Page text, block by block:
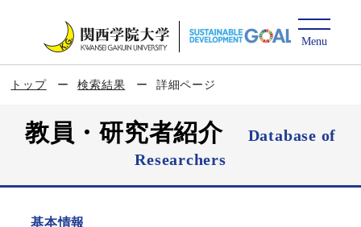
トップ 検索結果 詳細ページ
教員・研究者紹介
Database of
Researchers
基本情報